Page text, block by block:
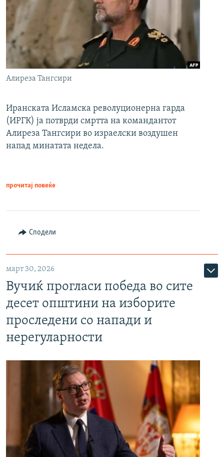
Алиреза Тангсири
Иранската Исламска револуционерна гарда
(ИРГК) ја потврди смртта на командантот
Алиреза Тангсири во израелски воздушен
напад минатата недела.
прочитај повеќе
Сподели
март 30, 2026
Вучиќ прогласи победа во сите
десет општини на изборите
проследени со напади и
нерегуларности